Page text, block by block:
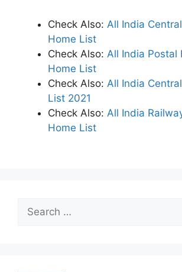
Check Also: All India
Home List
Check Also: All India Postal
Home List
Check Also: All India
List 2021
Check Also: All India
Home List
for: